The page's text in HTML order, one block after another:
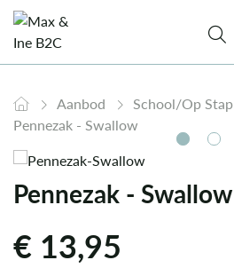
Aanbod School/Op Stap
Pennezak - Swallow
Pennezak - Swallow
€ 13,95